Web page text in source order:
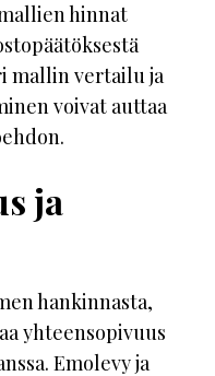
hinnat
mallin vertailu ja
voivat auttaa
ja
hankinnasta,
yhteensopivuus
Emolevy ja